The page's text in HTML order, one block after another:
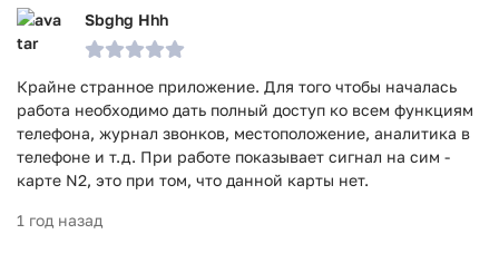
Sbghg Hhh
Крайне странное приложение. Для того чтобы началась
работа необходимо дать полный доступ ко всем функциям
телефона, журнал звонков, местоположение, аналитика в
телефоне и т.д. При работе показывает сигнал на сим -
карте N2, это при том, что данной карты нет.
1 год назад